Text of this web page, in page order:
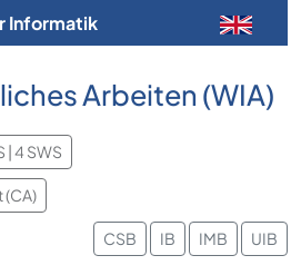
Informatik
Arbeiten (WIA)
| 4 SWS
(CA)
CSB IB IMB UIB